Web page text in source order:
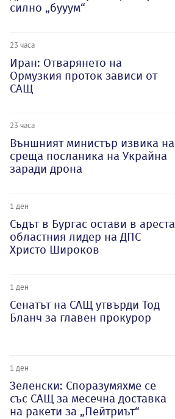
силно „бууум“
23 часа
Иран: Отварянето на
Ормузкия проток зависи от
САЩ
23 часа
Външният министър извика на
среща посланика на Украйна
заради дрона
1 ден
Съдът в Бургас остави в ареста
областния лидер на ДПС
Христо Широков
1 ден
Сенатът на САЩ утвърди Тод
Бланч за главен прокурор
1 ден
Зеленски: Споразумяхме се
със САЩ за месечна доставка
на ракети за „Пейтриът“